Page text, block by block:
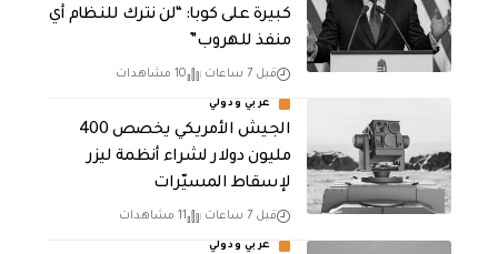
كبيرة على كوبا: “لن نترك للنظام أي
منفذ للهروب”
قبل 7 ساعات 10 مشاهدات
عربي ودولي
الجيش الأمريكي يخصص 400
مليون دولار لشراء أنظمة ليزر
لإسقاط المسيّرات
قبل 7 ساعات 11 مشاهدات
عربي ودولي